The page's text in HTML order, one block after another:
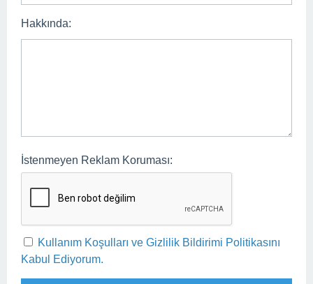
Hakkında:
İstenmeyen Reklam Koruması:
Kullanım Koşulları ve Gizlilik Bildirimi Politikasını
Kabul Ediyorum.